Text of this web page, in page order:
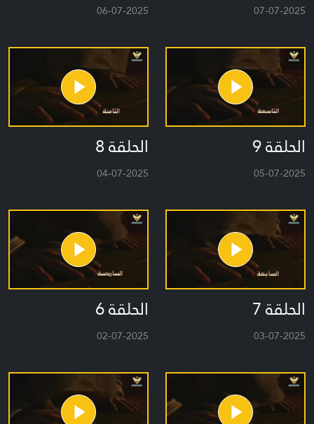
07-07-2025
06-07-2025
الحلقة 9
05-07-2025
الحلقة 8
04-07-2025
الحلقة 7
03-07-2025
الحلقة 6
02-07-2025